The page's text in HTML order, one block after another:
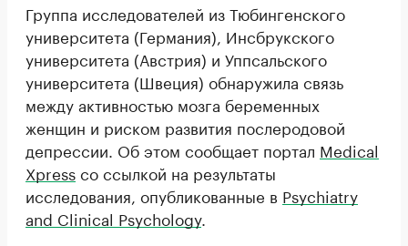
Группа исследователей из Тюбингенского
университета (Германия), Инсбрукского
университета (Австрия) и Уппсальского
университета (Швеция) обнаружила связь
между активностью мозга беременных
женщин и риском развития послеродовой
депрессии. Об этом сообщает портал Medical
Xpressсо ссылкой на результаты
исследования, опубликованные в Psychiatry
and Clinical Psychology.